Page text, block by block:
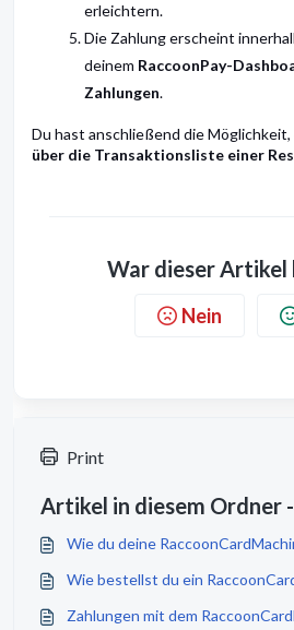
erleichtern.
Die Zahlung erscheint
deinem RaccoonPay-
Zahlungen.
Du hast anschließend die
über die Transaktionsliste einer
War dieser Artikel
Nein
Print
Artikel in diesem Ordner -
Wie du deine
Wie bestellst du ein
Zahlungen mit dem